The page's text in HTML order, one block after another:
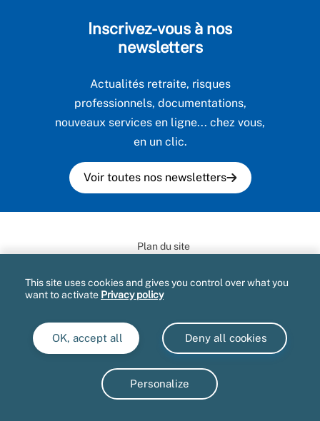
Inscrivez-vous à nos
newsletters
Actualités retraite, risques
professionnels, documentations,
nouveaux services en ligne... chez vous,
en un clic.
Voir toutes nos newsletters
Plan du site
Mentions légales et CGU
Gestion des cookies
Accessibilité : partiellement conforme
This site uses cookies and gives you control over what you
want to activate Privacy policy
OK, accept all Deny all cookies
Personalize